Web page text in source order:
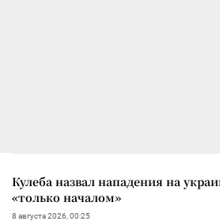
Кулеба назвал нападения на
«только началом»
8 августа 2026, 00:25